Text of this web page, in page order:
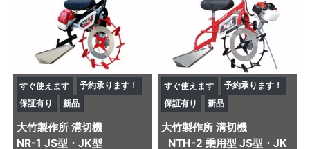
すぐ使えます
予約承ります！
保証有り
新品
大竹製作所 溝切機
NR-1 JS型・JK型
すぐ使えます
予約承ります！
保証有り
新品
大竹製作所 溝切機
NTH-2 乗用型 JS型・JK